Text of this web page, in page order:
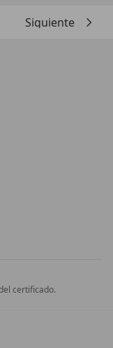
Siguiente
certificado.